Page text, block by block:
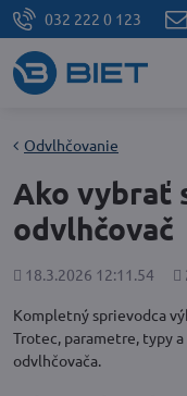
032 222 0 123
Odvlhčovanie
Ako vybrať
odvlhčovač
Pridané
18.3.2026 12:11.54
Kompletný sprievodca
Trotec, parametre, typy
odvlhčovača.